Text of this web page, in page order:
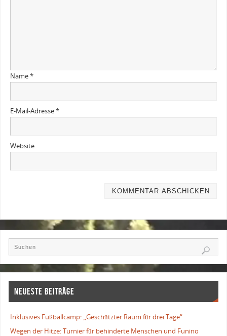
Name*
E-Mail-Adresse*
Website
NEUESTE BEITRÄGE
Inklusives Fußballcamp: „Geschützter Raum für drei Tage“
Wegen der Hitze: Turnier für behinderte Menschen und Funino